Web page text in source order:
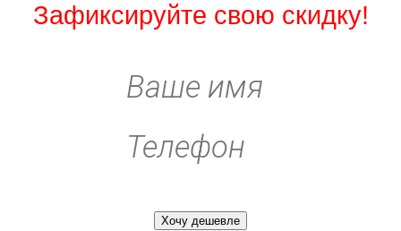
Зафиксируйте свою скидку!